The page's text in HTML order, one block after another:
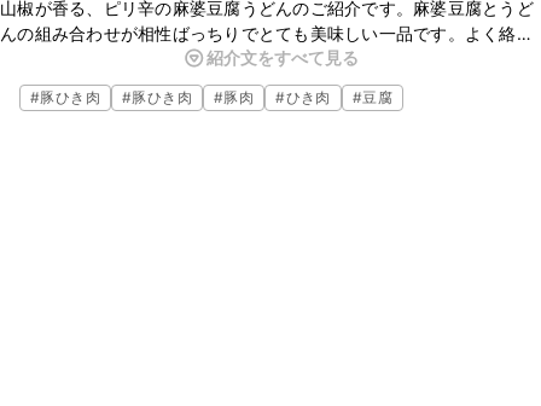
山椒が香る、ピリ辛の麻婆豆腐うどんのご紹介です。麻婆豆腐とうど
んの組み合わせが相性ばっちりでとても美味しい一品です。よく絡め
ていただくと美味しくお召し上がり頂けますよ。簡単に作れるので、
軽いお昼ごはんにもピッタリですよ。是非作ってみてくださいね。
紹介文をすべて見る
#豚ひき肉 #豚ひき肉 #豚肉 #ひき肉 #豆腐